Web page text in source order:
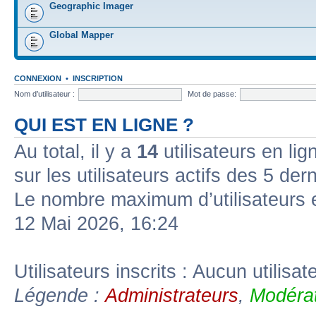
Geographic Imager
Global Mapper
CONNEXION • INSCRIPTION
Nom d’utilisateur :
Mot de passe:
QUI EST EN LIGNE ?
Au total, il y a 14 utilisateurs en
sur les utilisateurs actifs des 5
Le nombre maximum
12 Mai 2026, 16:24
Utilisateurs inscrits : Aucun
Légende :Administrateurs,